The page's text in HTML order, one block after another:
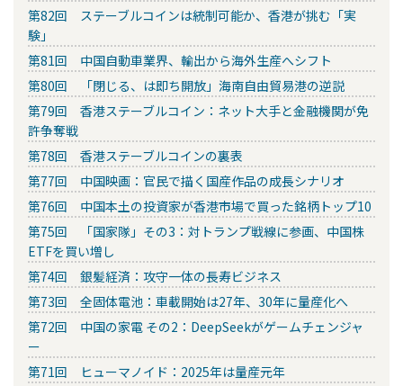
第82回 ステーブルコインは統制可能か、香港が挑む「実
験」
第81回 中国自動車業界、輸出から海外生産へシフト
第80回 「閉じる、は即ち開放」海南自由貿易港の逆説
第79回 香港ステーブルコイン：ネット大手と金融機関が免
許争奪戦
第78回 香港ステーブルコインの裏表
第77回 中国映画：官民で描く国産作品の成長シナリオ
第76回 中国本土の投資家が香港市場で買った銘柄トップ10
第75回 「国家隊」その3：対トランプ戦線に参画、中国株
ETFを買い増し
第74回 銀髪経済：攻守一体の長寿ビジネス
第73回 全固体電池：車載開始は27年、30年に量産化へ
第72回 中国の家電 その2：DeepSeekがゲームチェンジャ
ー
第71回 ヒューマノイド：2025年は量産元年